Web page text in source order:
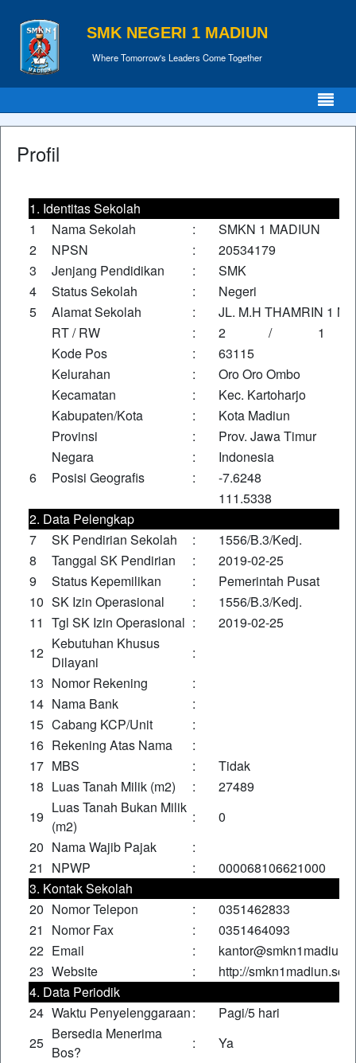
SMK NEGERI 1 MADIUN
Where Tomorrow's Leaders Come Together
Profil
1. Identitas Sekolah
1
Nama Sekolah :
SMKN 1 MADIUN
2
NPSN :
20534179
3
Jenjang Pendidikan :
SMK
4
Status Sekolah :
Negeri
5
Alamat Sekolah :
JL. M.H THAMRIN 1
RT / RW
: 2 /
1
Kode Pos
:
63115
Kelurahan
:
Oro Oro Ombo
Kecamatan
:
Kec. Kartoharjo
Kabupaten/Kota
:
Kota Madiun
Provinsi
:
Prov. Jawa Timur
Negara
:
Indonesia
6
Posisi Geografis :
-7.6248
111.5338
2. Data Pelengkap
7
SK Pendirian Sekolah :
1556/B.3/Kedj.
8
Tanggal SK Pendirian :
2019-02-25
9
Status Kepemilikan :
Pemerintah Pusat
10 SK Izin Operasional :
1556/B.3/Kedj.
11 Tgl SK Izin Operasional :
2019-02-25
12
Kebutuhan Khusus
Dilayani
:
13 Nomor Rekening
:
14 Nama Bank
:
15 Cabang KCP/Unit
:
16 Rekening Atas Nama
:
17 MBS :
Tidak
18 Luas Tanah Milik (m2) :
27489
19
Luas Tanah Bukan Milik
(m2)
:
0
20 Nama Wajib Pajak
:
21
NPWP :
000068106621000
3. Kontak Sekolah
20 Nomor Telepon :
0351462833
21
Nomor Fax :
0351464093
22 Email :
23 Website :
http://
4. Data Periodik
24 Waktu Penyelenggaraan:
Pagi/5 hari
25
Bersedia Menerima
Bos?
:
Ya